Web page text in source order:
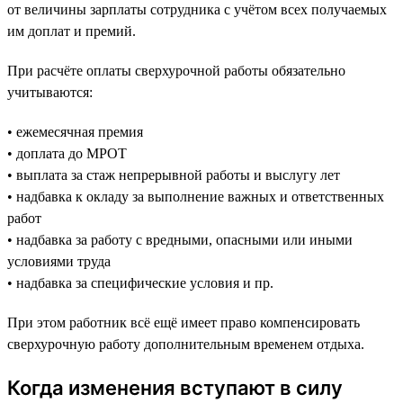
от величины зарплаты сотрудника с учётом всех получаемых
им доплат и премий.
При расчёте оплаты сверхурочной работы обязательно
учитываются:
• ежемесячная премия
• доплата до МРОТ
• выплата за стаж непрерывной работы и выслугу лет
• надбавка к окладу за выполнение важных и ответственных
работ
• надбавка за работу с вредными, опасными или иными
условиями труда
• надбавка за специфические условия и пр.
При этом работник всё ещё имеет право компенсировать
сверхурочную работу дополнительным временем отдыха.
Когда изменения вступают в силу